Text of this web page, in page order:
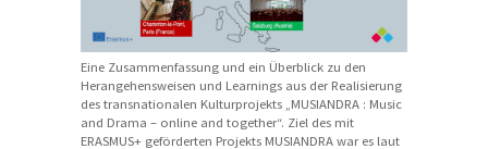
Eine Zusammenfassung und ein Überblick zu den
Herangehensweisen und Learnings aus der Realisierung
des transnationalen Kulturprojekts „MUSIANDRA : Music
and Drama – online and together“. Ziel des mit
ERASMUS+ geförderten Projekts MUSIANDRA war es laut